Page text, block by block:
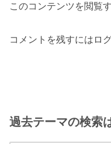
このコンテンツを閲覧
コメントを残すにはロ
過去テーマの検索